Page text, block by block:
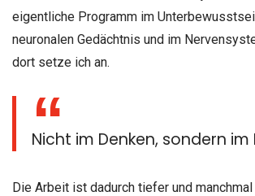
eigentliche Programm im
neuronalen Gedächtnis und im
dort setze ich an.
Nicht im Denken, sondern im
Die Arbeit ist dadurch tiefer und manchmal